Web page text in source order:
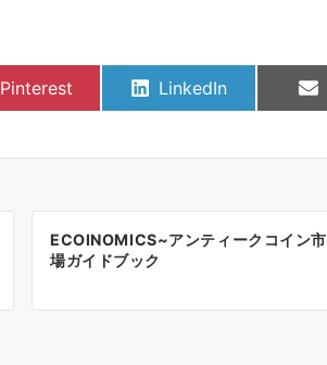
Share
Pinterest
Share
LinkedIn
ECOINOMICS~アンティークコイン市
場ガイドブック